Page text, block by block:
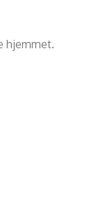
hjemmet.